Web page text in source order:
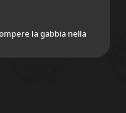
la gabbia nella